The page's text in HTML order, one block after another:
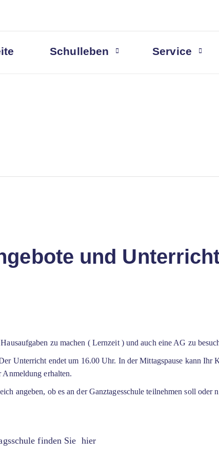
Schulleben Service
und
zu machen ( Lernzeit ) und auch eine AG zu
Unterricht endet um 16.00 Uhr. In der Mittagspause kann Ihr
Anmeldung erhalten.
angeben, ob es an der Ganztagesschule teilnehmen soll oder
finden Sie hier